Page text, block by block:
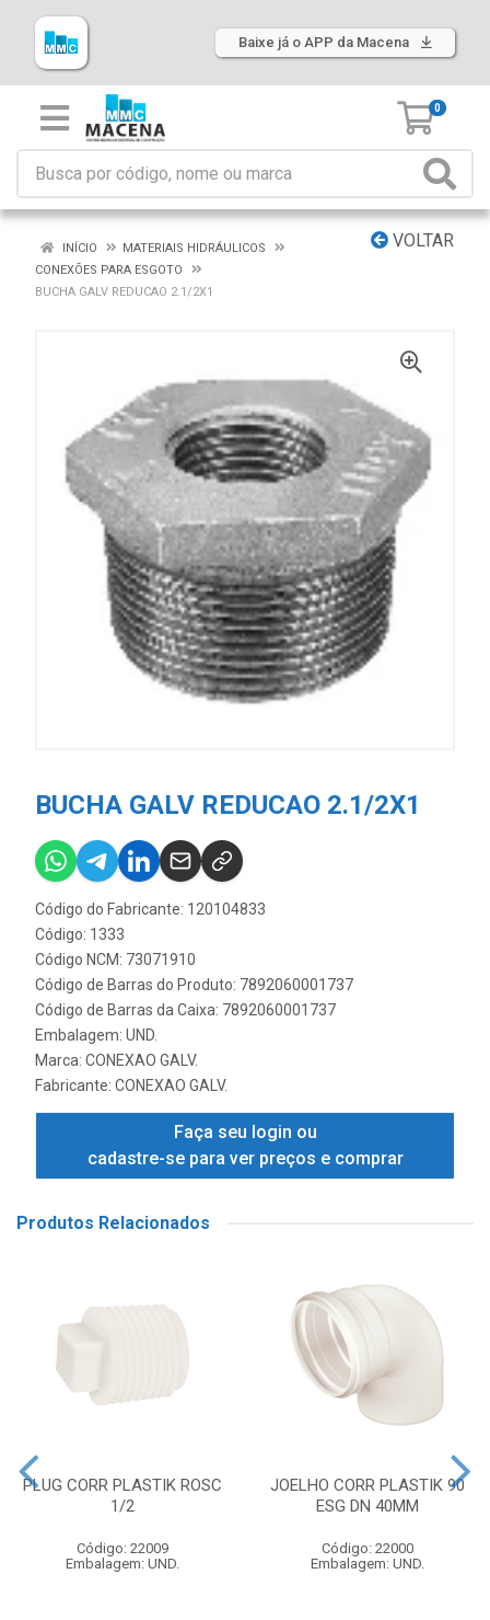
Baixe já o APP da Macena
0
VOLTAR
INÍCIO
MATERIAIS HIDRÁULICOS
CONEXÕES PARA ESGOTO
BUCHA GALV REDUCAO 2.1/2X1
BUCHA GALV REDUCAO 2.1/2X1
Código do Fabricante: 120104833
Código: 1333
Código NCM: 73071910
Código de Barras do Produto: 7892060001737
Código de Barras da Caixa: 7892060001737
Embalagem: UND.
Marca: CONEXAO GALV.
Fabricante: CONEXAO GALV.
Faça seu login ou
cadastre-se para ver preços e comprar
Produtos Relacionados
PLUG CORR PLASTIK ROSC
1/2
Código: 22009
Embalagem: UND.
JOELHO CORR PLASTIK 90
ESG DN 40MM
Código: 22000
Embalagem: UND.